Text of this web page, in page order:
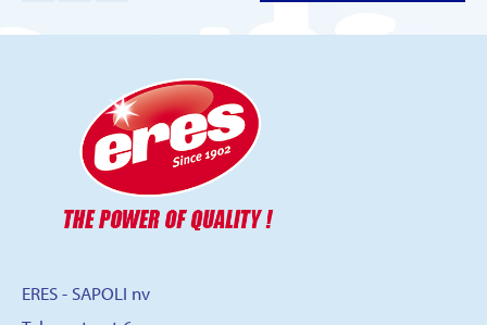
ERES - SAPOLI nv